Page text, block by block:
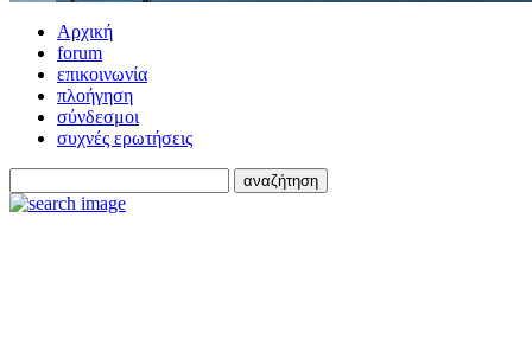
Αρχική
forum
επικοινωνία
πλοήγηση
σύνδεσμοι
συχνές ερωτήσεις